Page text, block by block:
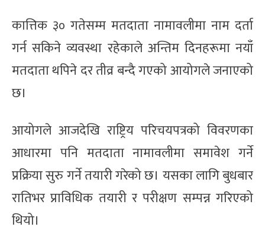
कात्तिक ३० गतेसम्म मतदाता नामावलीमा नाम दर्ता
गर्न सकिने व्यवस्था रहेकाले अन्तिम दिनहरूमा नयाँ
मतदाता थपिने दर तीव्र बन्दै गएको आयोगले जनाएको
छ।
आयोगले आजदेखि राष्ट्रिय परिचयपत्रको विवरणका
आधारमा पनि मतदाता नामावलीमा समावेश गर्ने
प्रक्रिया सुरु गर्ने तयारी गरेको छ। यसका लागि बुधबार
रातिभर प्राविधिक तयारी र परीक्षण सम्पन्न गरिएको
थियो।